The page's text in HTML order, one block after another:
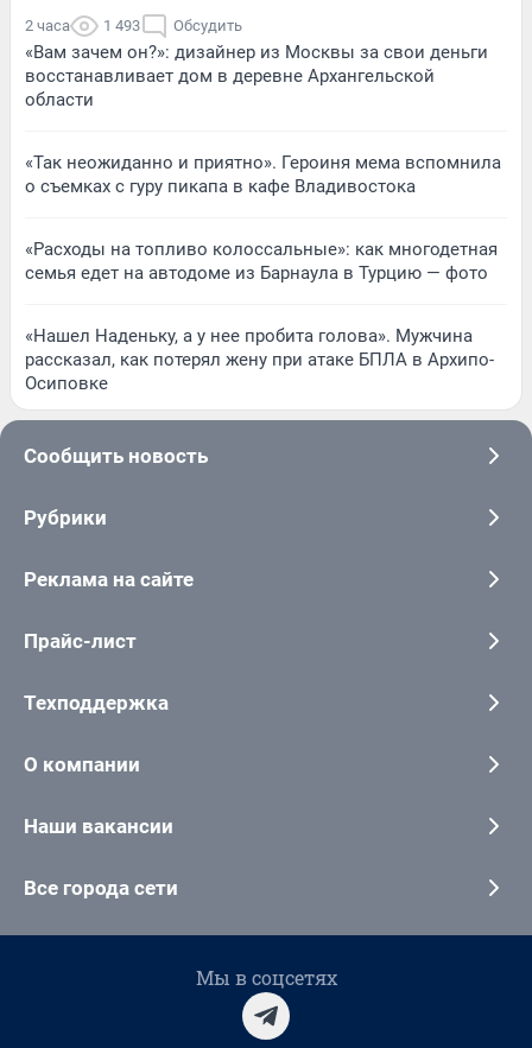
2 часа 1 493 Обсудить
«Вам зачем он?»: дизайнер из Москвы за свои деньги
восстанавливает дом в деревне Архангельской
области
«Так неожиданно и приятно». Героиня мема вспомнила
о съемках с гуру пикапа в кафе Владивостока
«Расходы на топливо колоссальные»: как многодетная
семья едет на автодоме из Барнаула в Турцию — фото
«Нашел Наденьку, а у нее пробита голова». Мужчина
рассказал, как потерял жену при атаке БПЛА в Архипо-
Осиповке
Сообщить новость
Рубрики
Реклама на сайте
Прайс-лист
Техподдержка
О компании
Наши вакансии
Все города сети
Мы в соцсетях